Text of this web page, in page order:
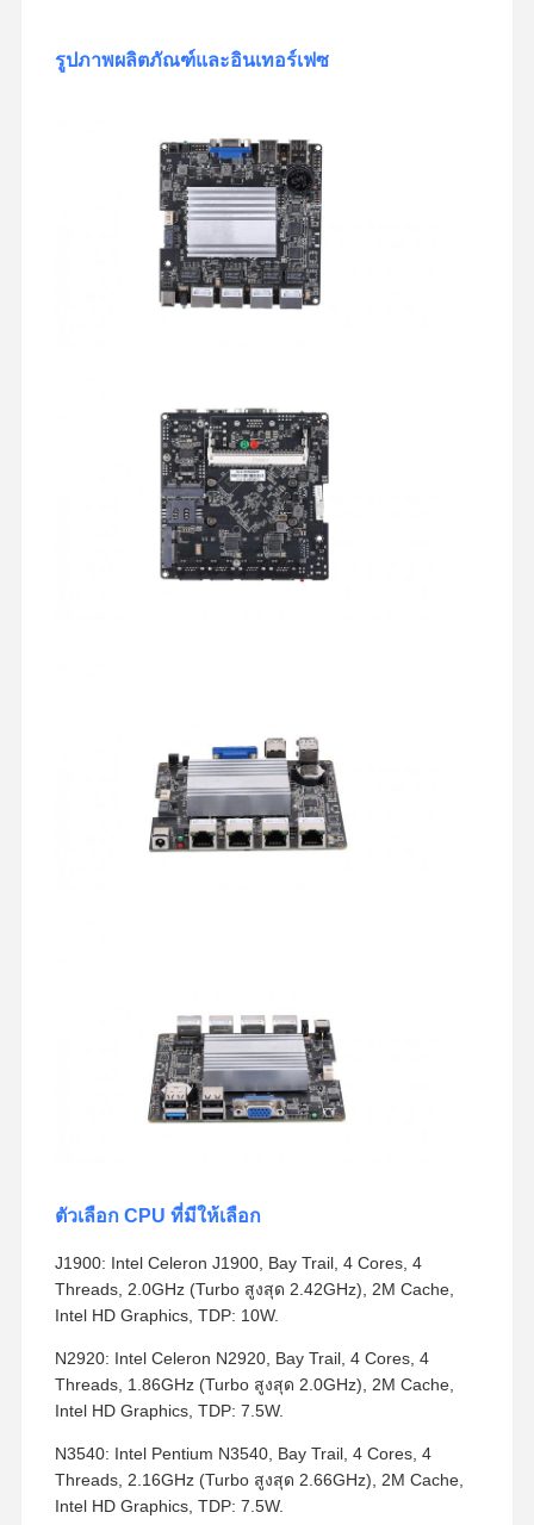
รูปภาพผลิตภัณฑ์และอินเทอร์เฟซ
ตัวเลือก CPU ที่มีให้เลือก
J1900: Intel Celeron J1900, Bay Trail, 4 Cores, 4
Threads, 2.0GHz (Turbo สูงสุด 2.42GHz), 2M Cache,
Intel HD Graphics, TDP: 10W.
N2920: Intel Celeron N2920, Bay Trail, 4 Cores, 4
Threads, 1.86GHz (Turbo สูงสุด 2.0GHz), 2M Cache,
Intel HD Graphics, TDP: 7.5W.
N3540: Intel Pentium N3540, Bay Trail, 4 Cores, 4
Threads, 2.16GHz (Turbo สูงสุด 2.66GHz), 2M Cache,
Intel HD Graphics, TDP: 7.5W.